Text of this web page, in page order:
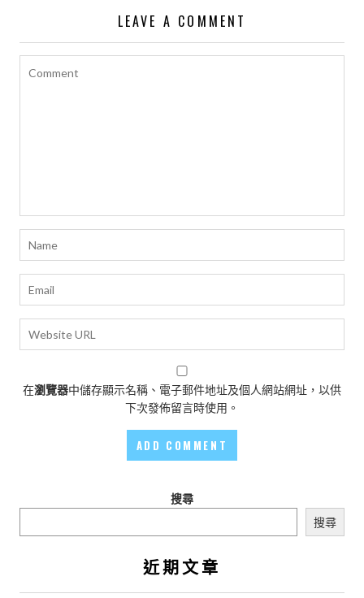
LEAVE A COMMENT
在瀏覽器中儲存顯示名稱、電子郵件地址及個人網站網址，以供
下次發佈留言時使用。
搜尋
搜尋
近期文章